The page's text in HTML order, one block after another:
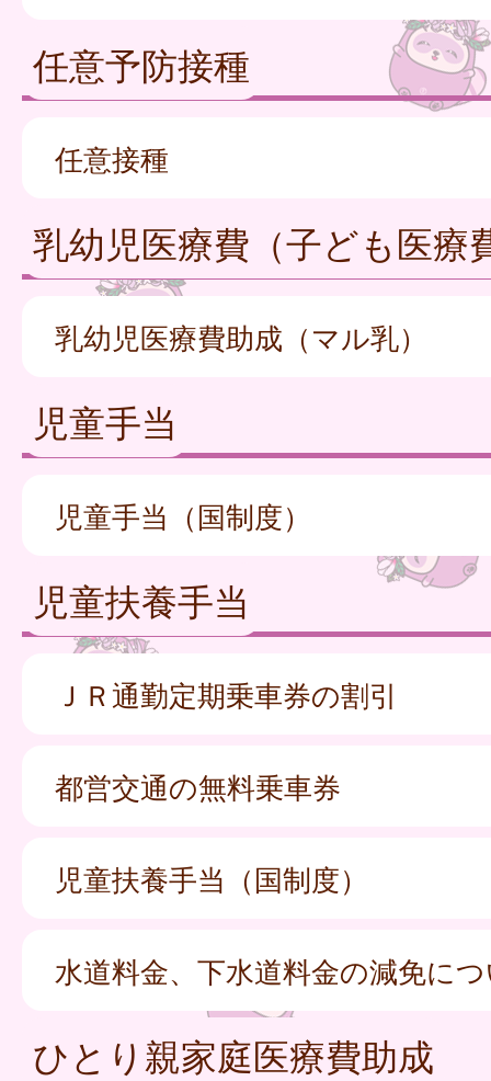
任意予防接種
任意接種
乳幼児医療費（子ども医療
乳幼児医療費助成（マル乳）
児童手当
児童手当（国制度）
児童扶養手当
ＪＲ通勤定期乗車券の割引
都営交通の無料乗車券
児童扶養手当（国制度）
水道料金、下水道料金の減免に
ひとり親家庭医療費助成